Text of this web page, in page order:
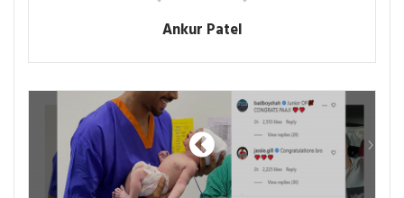
Ankur Patel